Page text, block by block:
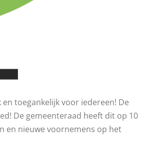
toegankelijk voor iedereen! De
De gemeenteraad heeft dit op 10
en nieuwe voornemens op het